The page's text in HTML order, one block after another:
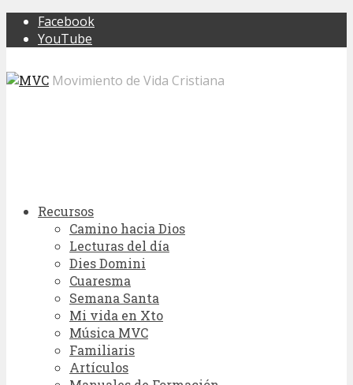
Facebook
YouTube
Movimiento de Vida Cristiana
Recursos
Camino hacia Dios
Lecturas del día
Dies Domini
Cuaresma
Semana Santa
Mi vida en Xto
Música MVC
Familiaris
Artículos